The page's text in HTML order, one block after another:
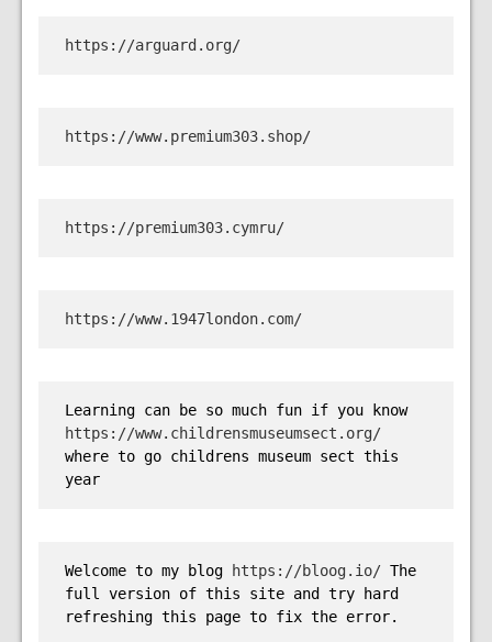
https://arguard.org/
https://www.premium303.shop/
https://premium303.cymru/
https://www.1947london.com/
Learning can be so much fun if you know
https://www.childrensmuseumsect.org/
where to go childrens museum sect this
year
Welcome to my blog https://bloog.io/ The
full version of this site and try hard
refreshing this page to fix the error.